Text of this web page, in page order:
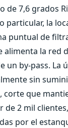
de 7,6 grados
particular, la
puntual de
alimenta la red
un by-pass. La
sin
corte que
de 2 mil
por el